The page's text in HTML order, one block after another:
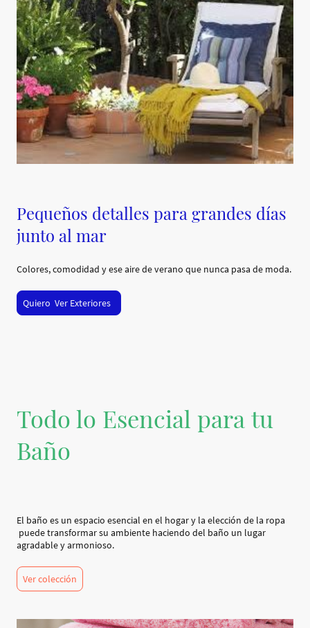
Pequeños detalles para grandes días
junto al mar
Colores, comodidad y ese aire de verano que nunca pasa de moda.
Quiero Ver Exteriores
Todo lo Esencial para tu
Baño
El baño es un espacio esencial en el hogar y la elección de la ropa
puede transformar su ambiente haciendo del baño un lugar
agradable y armonioso.
Ver colección